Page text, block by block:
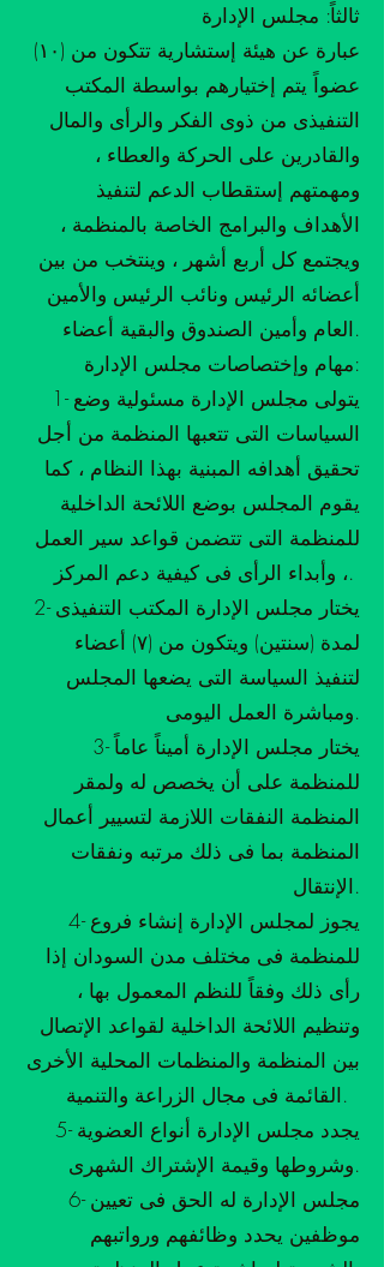
ثالثاً: مجلس الإدارة
عبارة عن هيئة إستشارية تتكون من (١٠)
عضواً يتم إختيارهم بواسطة المكتب
التنفيذى من ذوى الفكر والرأى والمال
والقادرين على الحركة والعطاء ،
ومهمتهم إستقطاب الدعم لتنفيذ
الأهداف والبرامج الخاصة بالمنظمة ،
ويجتمع كل أربع أشهر ، وينتخب من بين
أعضائه الرئيس ونائب الرئيس والأمين
العام وأمين الصندوق والبقية أعضاء.
مهام وإختصاصات مجلس الإدارة:
1- يتولى مجلس الإدارة مسئولية وضع
السياسات التى تتعبها المنظمة من أجل
تحقيق أهدافه المبنية بهذا النظام ، كما
يقوم المجلس بوضع اللائحة الداخلية
للمنظمة التى تتضمن قواعد سير العمل
، وأبداء الرأى فى كيفية دعم المركز.
2- يختار مجلس الإدارة المكتب التنفيذى
لمدة (سنتين) ويتكون من (٧) أعضاء
لتنفيذ السياسة التى يضعها المجلس
ومباشرة العمل اليومى.
3- يختار مجلس الإدارة أميناً عاماً
للمنظمة على أن يخصص له ولمقر
المنظمة النفقات اللازمة لتسيير أعمال
المنظمة بما فى ذلك مرتبه ونفقات
الإنتقال.
4- يجوز لمجلس الإدارة إنشاء فروع
للمنظمة فى مختلف مدن السودان إذا
رأى ذلك وفقاً للنظم المعمول بها ،
وتنظيم اللائحة الداخلية لقواعد الإتصال
بين المنظمة والمنظمات المحلية الأخرى
القائمة فى مجال الزراعة والتنمية.
5- يجدد مجلس الإدارة أنواع العضوية
وشروطها وقيمة الإشتراك الشهرى.
6- مجلس الإدارة له الحق فى تعيين
موظفين يحدد وظائفهم ورواتبهم